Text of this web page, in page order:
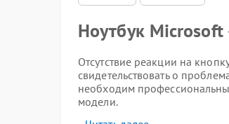
Ноутбук Microsoft
Отсутствие реакции на
свидетельствовать о
необходим
модели.